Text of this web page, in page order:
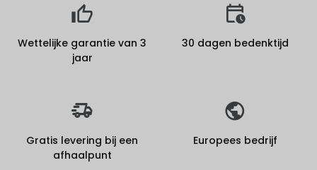
Wettelijke garantie van 3
jaar
30 dagen bedenktijd
Gratis levering bij een
afhaalpunt
Europees bedrijf